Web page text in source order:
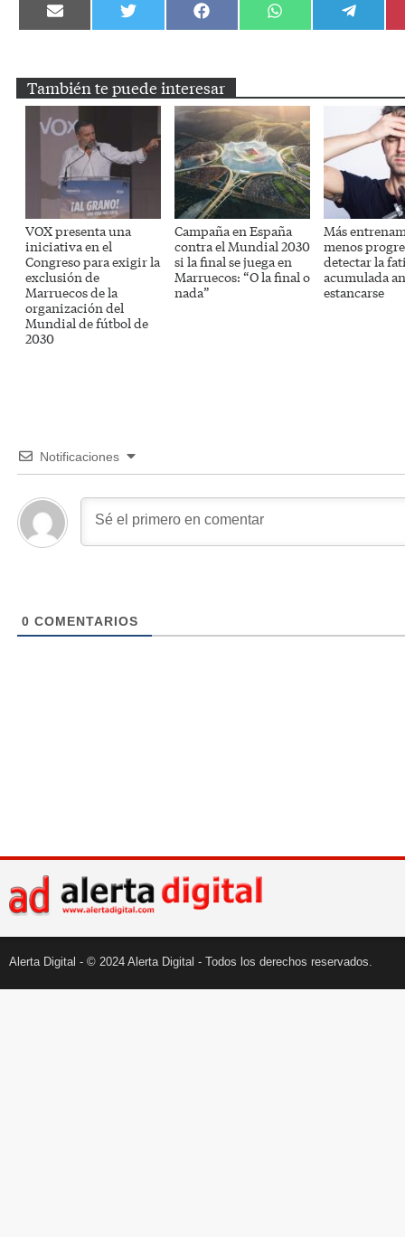
Compartir
en
Compartir
en
Compartir
en
Compartir
en
Compartir
en
También te puede interesar
VOX presenta una
iniciativa en el
Congreso para exigir la
exclusión de
Marruecos de la
organización del
Mundial de fútbol de
2030
Campaña en España
contra el Mundial 2030
si la final se juega en
Marruecos: “O la final o
nada”
Más
menos
detectar la
acumulada
estancarse
Notificaciones
0 COMENTARIOS
Alerta Digital - © 2024 Alerta Digital - Todos los derechos reservados.